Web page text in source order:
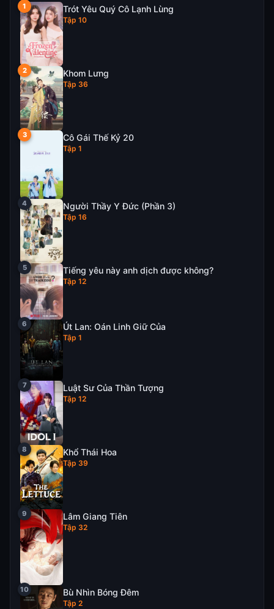
Trót Yêu Quý Cô Lạnh Lùng
Tập 10
Khom Lưng
Tập 36
Cô Gái Thế Kỷ 20
Tập 1
Người Thầy Y Đức (Phần 3)
Tập 16
Tiếng yêu này anh dịch được không?
Tập 12
Út Lan: Oán Linh Giữ Của
Tập 1
Luật Sư Của Thần Tượng
Tập 12
Khổ Thái Hoa
Tập 39
Lâm Giang Tiên
Tập 32
Bù Nhìn Bóng Đêm
Tập 2